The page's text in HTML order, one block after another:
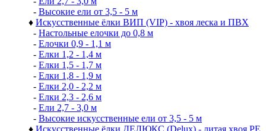
- Высокие ели от 3,5 - 5 м
♦ Искусственные ёлки ВИП (VIP) - хвоя леска и ПВХ
- Настольные елочки до 0,8 м
- Елочки 0,9 - 1,1 м
- Елки 1,2 - 1,4 м
- Елки 1,5 - 1,7 м
- Елки 1,8 - 1,9 м
- Елки 2,0 - 2,2 м
- Елки 2,3 - 2,6 м
- Ели 2,7 - 3,0 м
- Высокие искусственные ели от 3,5 - 5 м
♦ Искусственные ёлки ДЕЛЮКС (Delux) - литая хвоя РЕ